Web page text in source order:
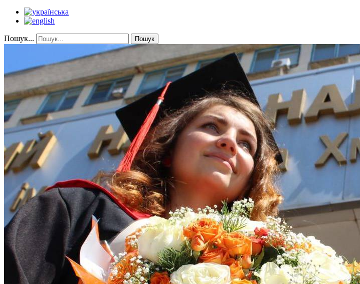
Пошук... Пошук